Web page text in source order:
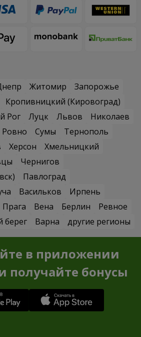
Житомир
Запорожье
Кропивницкий (Кировоград)
Рог Луцк Львов
Николаев
Ровно Сумы
Тернополь
Херсон
Хмельницкий
Чернигов
Павлоград
Васильков
Ирпень
Прага Вена Берлин
Ревное
берег Варна другие регионы
в приложении
получайте бонусы